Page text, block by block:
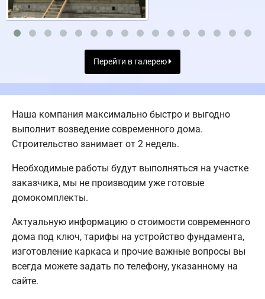
Перейти в галерею
Наша компания максимально быстро и выгодно
выполнит возведение современного дома.
Строительство занимает от 2 недель.
Необходимые работы будут выполняться на участке
заказчика, мы не производим уже готовые
домокомплекты.
Актуальную информацию о стоимости современного
дома под ключ, тарифы на устройство фундамента,
изготовление каркаса и прочие важные вопросы вы
всегда можете задать по телефону, указанному на
сайте.